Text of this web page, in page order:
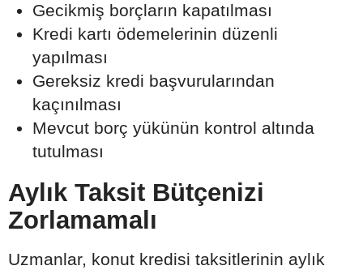
Gecikmiş borçların kapatılması
Kredi kartı ödemelerinin düzenli
yapılması
Gereksiz kredi başvurularından
kaçınılması
Mevcut borç yükünün kontrol altında
tutulması
Aylık Taksit Bütçenizi
Zorlamamalı
Uzmanlar, konut kredisi taksitlerinin aylık